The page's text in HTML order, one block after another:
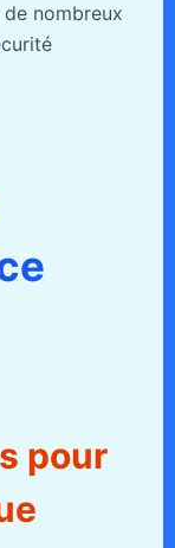
nombreux
pour